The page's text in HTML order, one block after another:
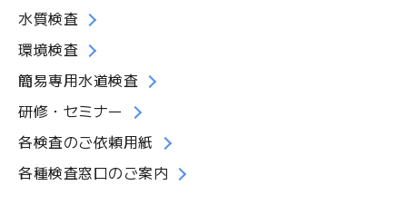
水質検査
環境検査
簡易専用水道検査
研修・セミナー
各検査のご依頼用紙
各種検査窓口のご案内